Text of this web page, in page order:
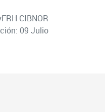
CIBNOR
09 Julio